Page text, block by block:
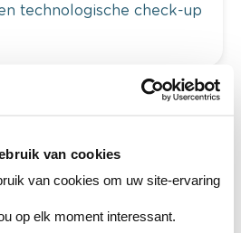
van cookies
van cookies om uw site-ervaring
op elk moment interessant.
technologische check-up
stalen van je
tinten om je kleur